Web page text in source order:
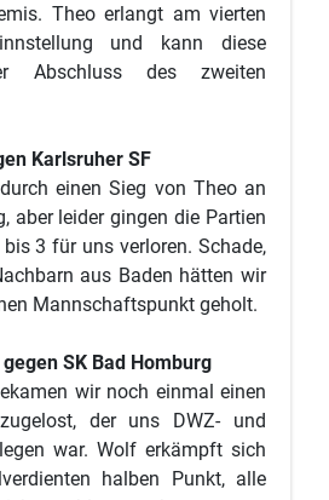
Theo erlangt am vierten
und kann diese
Abschluss des zweiten
Karlsruher SF
einen Sieg von Theo an
aber leider gingen die Partien
3 für uns verloren. Schade,
aus Baden hätten wir
Mannschaftspunkt geholt.
SK Bad Homburg
wir noch einmal einen
der uns DWZ- und
war. Wolf erkämpft sich
halben Punkt, alle